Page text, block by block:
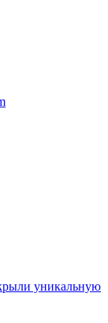
уникальную